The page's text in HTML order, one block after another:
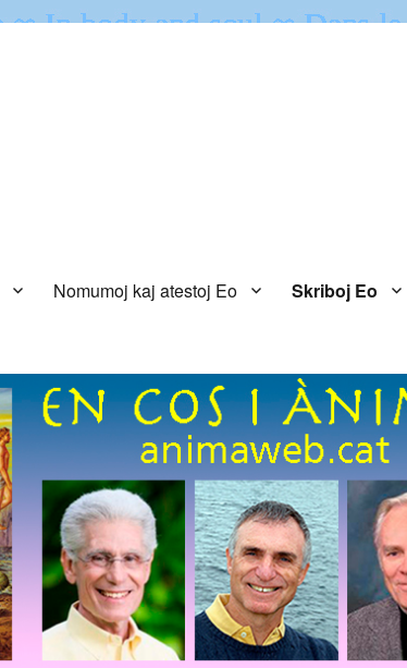
Nomumoj kaj atestoj Eo Skriboj Eo